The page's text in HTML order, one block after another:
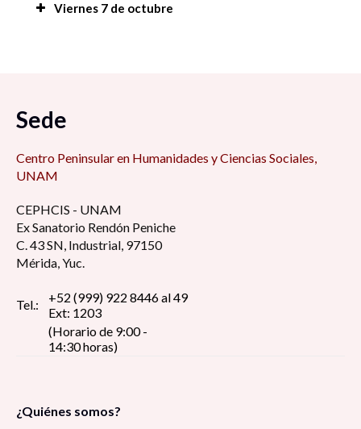
Viernes 7 de octubre
am
Educación sexual responsable en los jóvenes
Argumentos a favor y en contra de la eutanasia,
9:15 am
Violencia sexual infantil en zonas rurales
dentro del estado de Zacatecas, 9:30 am
Contexto social del Juvenicidio: Entre la
Sede
Centro Peninsular en Humanidades y Ciencias Sociales,
UNAM
CEPHCIS - UNAM
Ex Sanatorio Rendón Peniche
C. 43 SN, Industrial, 97150
Mérida, Yuc.
Tel.:
+52 (999) 922 8446 al 49
Ext: 1203
(Horario de 9:00 -
14:30 horas)
¿Quiénes somos?